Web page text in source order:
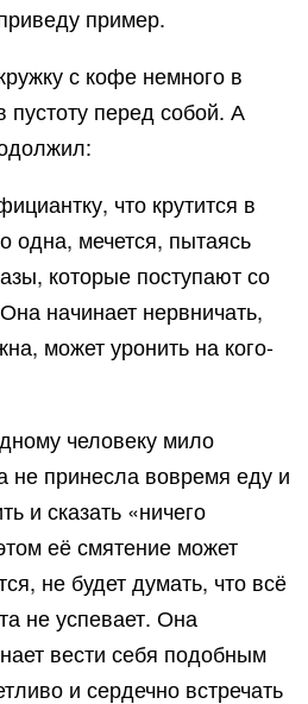
пример.
с кофе немного в
пустоту перед собой. А
что крутится в
одна, мечется, пытаясь
которые поступают со
начинает нервничать,
может уронить на кого-
человеку мило
не принесла вовремя еду и
и сказать «ничего
её смятение может
не будет думать, что всё
не успевает. Она
вести себя подобным
и сердечно встречать